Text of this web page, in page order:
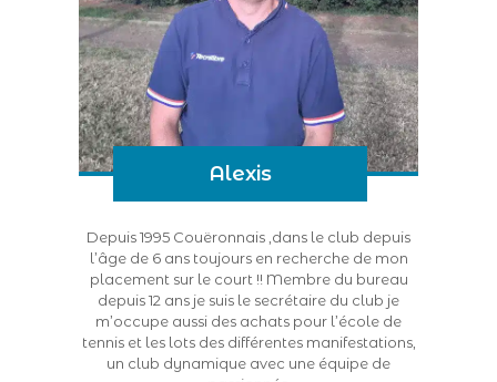
Alexis
Depuis 1995 Couëronnais ,dans le club depuis
l’âge de 6 ans toujours en recherche de mon
placement sur le court !! Membre du bureau
depuis 12 ans je suis le secrétaire du club je
m’occupe aussi des achats pour l’école de
tennis et les lots des différentes manifestations,
un club dynamique avec une équipe de